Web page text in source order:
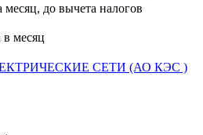
месяц, до вычета налогов
месяц
СЕТИ (АО КЭС )